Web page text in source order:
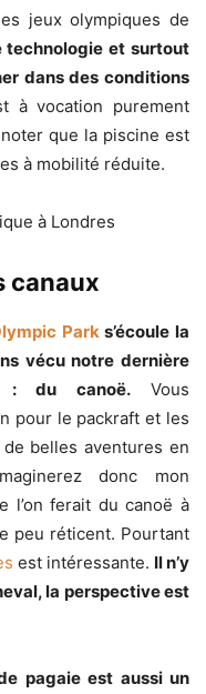
jeux olympiques de
technologie et surtout
dans des conditions
à vocation purement
que la piscine est
à mobilité réduite.
canaux
Parks’écoule la
vécu notre dernière
: du canoë.Vous
pour le packraft et les
de belles aventures en
donc mon
l’on ferait du canoë à
peu réticent. Pourtant
est intéressante. Il n’y
la perspective est
pagaie est aussi un